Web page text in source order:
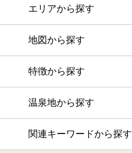
エリアから探す
地図から探す
特徴から探す
温泉地から探す
関連キーワードから探す